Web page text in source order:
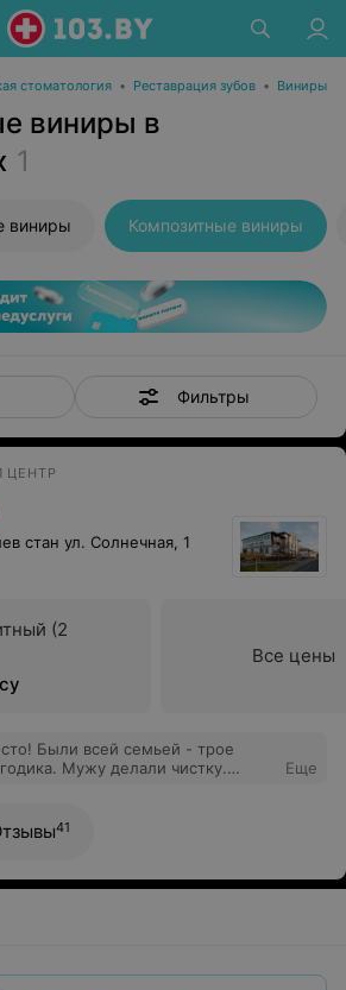
стоматология • Реставрация зубов • Виниры
виниры в
1
виниры Композитные виниры
Фильтры
ЦЕНТР
стан ул. Солнечная, 1
(2
Все цены
Были всей семьей - трое
Мужу делали чистку.
и очень внимательно
приятный персонал! Красивое
мультики и дали Лего.
Теперь мы только сюда!
Еще
41